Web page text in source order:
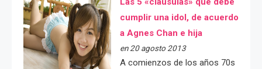
cumplir una idol, de acuerdo
a Agnes Chan e hija
en 20 agosto 2013
A comienzos de los años 70s